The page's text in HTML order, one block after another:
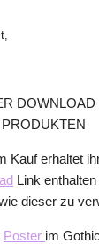
Kauf erhaltet
Link
dieser zu
Poster im